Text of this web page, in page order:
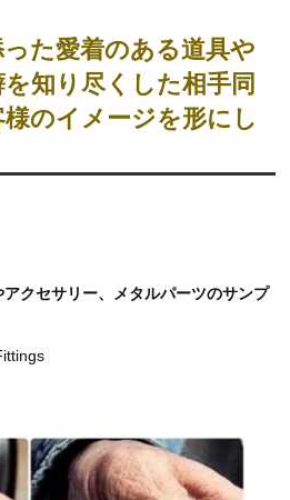
た愛着のある道具や
知り尽くした相手同
のイメージを形にし
クセサリー、メタルパーツのサンプ